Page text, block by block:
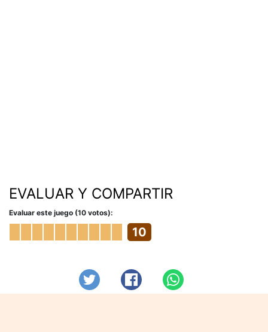
EVALUAR Y COMPARTIR
Evaluar este juego (10 votos):
10